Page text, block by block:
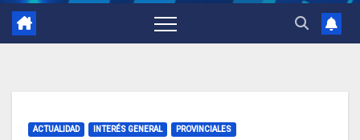
ACTUALIDAD INTERÉS GENERAL PROVINCIALES